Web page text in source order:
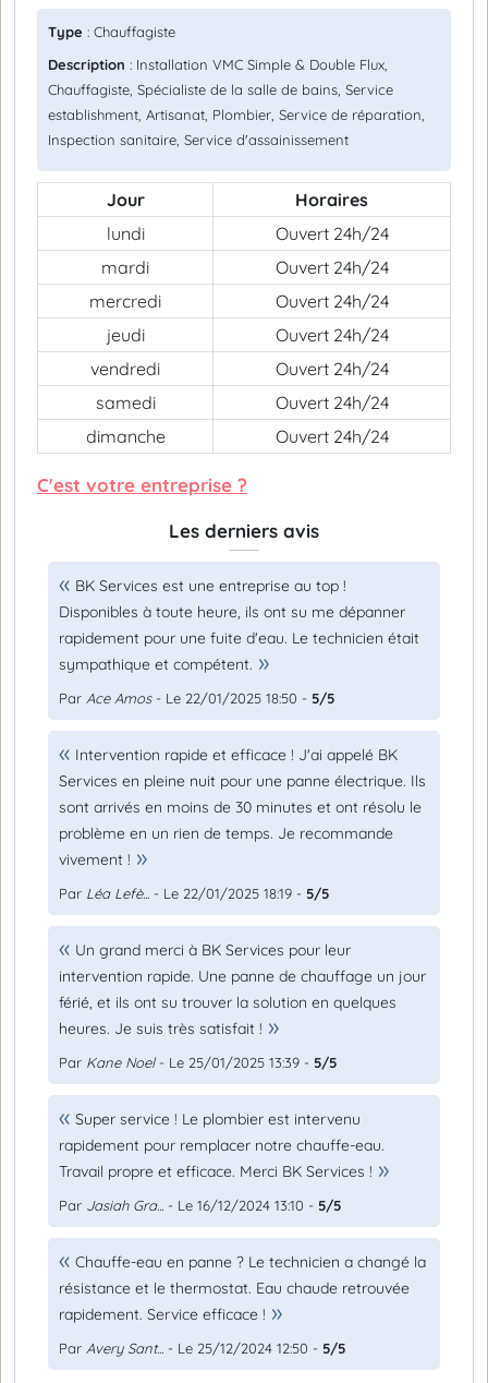
Type : Chauffagiste
Description : Installation VMC Simple & Double Flux,
Chauffagiste, Spécialiste de la salle de bains, Service
establishment, Artisanat, Plombier, Service de réparation,
Inspection sanitaire, Service d'assainissement
Jour
Horaires
lundi
Ouvert 24h/24
mardi
Ouvert 24h/24
mercredi
Ouvert 24h/24
jeudi
Ouvert 24h/24
vendredi
Ouvert 24h/24
samedi
Ouvert 24h/24
dimanche
Ouvert 24h/24
C'est votre entreprise ?
Les derniers avis
BK Services est une entreprise au top !
Disponibles à toute heure, ils ont su me dépanner
rapidement pour une fuite d'eau. Le technicien était
sympathique et compétent.
Par Ace Amos- Le 22/01/2025 18:50 - 5/5
Intervention rapide et efficace ! J'ai appelé BK
Services en pleine nuit pour une panne électrique. Ils
sont arrivés en moins de 30 minutes et ont résolu le
problème en un rien de temps. Je recommande
vivement !
Par Léa Lefè... - Le 22/01/2025 18:19 - 5/5
Un grand merci à BK Services pour leur
intervention rapide. Une panne de chauffage un jour
férié, et ils ont su trouver la solution en quelques
heures. Je suis très satisfait !
Par Kane Noel- Le 25/01/2025 13:39 - 5/5
Super service ! Le plombier est intervenu
rapidement pour remplacer notre chauffe-eau.
Travail propre et efficace. Merci BK Services !
Par Jasiah Gra... - Le 16/12/2024 13:10 - 5/5
Chauffe-eau en panne ? Le technicien a changé la
résistance et le thermostat. Eau chaude retrouvée
rapidement. Service efficace !
Par Avery Sant... - Le 25/12/2024 12:50 - 5/5